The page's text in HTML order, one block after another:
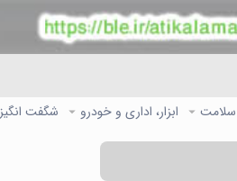
سلامت ابزار، اداری و خودرو شگفت انگیز